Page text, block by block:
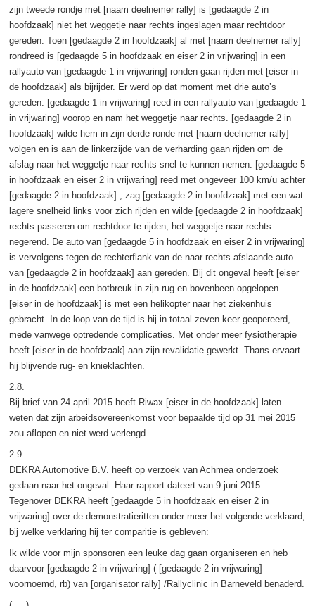
zijn tweede rondje met [naam deelnemer rally] is [gedaagde 2 in
hoofdzaak] niet het weggetje naar rechts ingeslagen maar rechtdoor
gereden. Toen [gedaagde 2 in hoofdzaak] al met [naam deelnemer rally]
rondreed is [gedaagde 5 in hoofdzaak en eiser 2 in vrijwaring] in een
rallyauto van [gedaagde 1 in vrijwaring] ronden gaan rijden met [eiser in
de hoofdzaak] als bijrijder. Er werd op dat moment met drie auto’s
gereden. [gedaagde 1 in vrijwaring] reed in een rallyauto van [gedaagde 1
in vrijwaring] voorop en nam het weggetje naar rechts. [gedaagde 2 in
hoofdzaak] wilde hem in zijn derde ronde met [naam deelnemer rally]
volgen en is aan de linkerzijde van de verharding gaan rijden om de
afslag naar het weggetje naar rechts snel te kunnen nemen. [gedaagde 5
in hoofdzaak en eiser 2 in vrijwaring] reed met ongeveer 100 km/u achter
[gedaagde 2 in hoofdzaak] , zag [gedaagde 2 in hoofdzaak] met een wat
lagere snelheid links voor zich rijden en wilde [gedaagde 2 in hoofdzaak]
rechts passeren om rechtdoor te rijden, het weggetje naar rechts
negerend. De auto van [gedaagde 5 in hoofdzaak en eiser 2 in vrijwaring]
is vervolgens tegen de rechterflank van de naar rechts afslaande auto
van [gedaagde 2 in hoofdzaak] aan gereden. Bij dit ongeval heeft [eiser
in de hoofdzaak] een botbreuk in zijn rug en bovenbeen opgelopen.
[eiser in de hoofdzaak] is met een helikopter naar het ziekenhuis
gebracht. In de loop van de tijd is hij in totaal zeven keer geopereerd,
mede vanwege optredende complicaties. Met onder meer fysiotherapie
heeft [eiser in de hoofdzaak] aan zijn revalidatie gewerkt. Thans ervaart
hij blijvende rug- en knieklachten.
2.8.
Bij brief van 24 april 2015 heeft Riwax [eiser in de hoofdzaak] laten
weten dat zijn arbeidsovereenkomst voor bepaalde tijd op 31 mei 2015
zou aflopen en niet werd verlengd.
2.9.
DEKRA Automotive B.V. heeft op verzoek van Achmea onderzoek
gedaan naar het ongeval. Haar rapport dateert van 9 juni 2015.
Tegenover DEKRA heeft [gedaagde 5 in hoofdzaak en eiser 2 in
vrijwaring] over de demonstratieritten onder meer het volgende verklaard,
bij welke verklaring hij ter comparitie is gebleven:
Ik wilde voor mijn sponsoren een leuke dag gaan organiseren en heb
daarvoor [gedaagde 2 in vrijwaring] ( [gedaagde 2 in vrijwaring]
voornoemd, rb) van [organisator rally] /Rallyclinic in Barneveld benaderd.